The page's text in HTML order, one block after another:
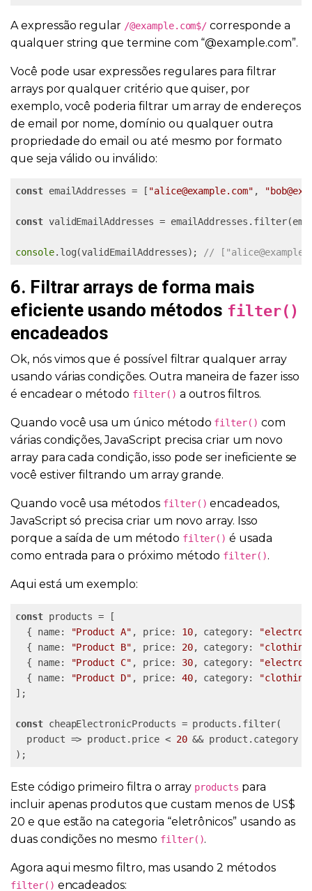
A expressão regular /@example.com$/ corresponde a
qualquer string que termine com “@example.com”.
Você pode usar expressões regulares para filtrar
arrays por qualquer critério que quiser, por
exemplo, você poderia filtrar um array de endereços
de email por nome, domínio ou qualquer outra
propriedade do email ou até mesmo por formato
que seja válido ou inválido:
const emailAddresses = [ "alice@example.com" ,
const validEmailAddresses =
console.log(validEmailAddresses); //
6. Filtrar arrays de forma mais
eficiente usando métodos filter()
encadeados
Ok, nós vimos que é possível filtrar qualquer array
usando várias condições. Outra maneira de fazer isso
é encadear o método filter() a outros filtros.
Quando você usa um único método filter() com
várias condições, JavaScript precisa criar um novo
array para cada condição, isso pode ser ineficiente se
você estiver filtrando um array grande.
Quando você usa métodos filter() encadeados,
JavaScript só precisa criar um novo array. Isso
porque a saída de um método filter() é usada
como entrada para o próximo método filter().
Aqui está um exemplo:
const products = [
  { name:
"Product A" , price: 10, category:
  { name:
"Product B" , price: 20, category:
  { name:
"Product C" , price: 30, category:
  { name:
"Product D" , price: 40, category:
];
const cheapElectronicProducts = products.filter(
  product => product.price <
20 && product.category
Este código primeiro filtra o array products para
incluir apenas produtos que custam menos de US$
20 e que estão na categoria “eletrônicos” usando as
duas condições no mesmo filter().
Agora aqui mesmo filtro, mas usando 2 métodos
filter() encadeados: